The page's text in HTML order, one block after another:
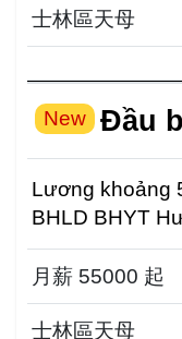
士林區天母
New Đầu
Lương khoảng 55000 Tháng
BHLD BHYT Hưu trí 6%, thưởng cuối năm
Ứng tuyển vu...
月薪 55000 起
士林區天母